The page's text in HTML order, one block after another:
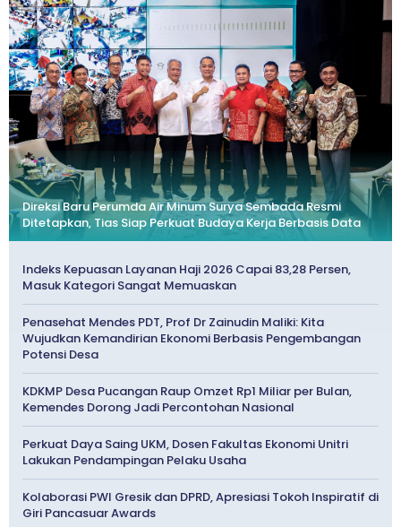
Direksi Baru Perumda Air Minum Surya Sembada Resmi
Ditetapkan, Tias Siap Perkuat Budaya Kerja Berbasis Data
Indeks Kepuasan Layanan Haji 2026 Capai 83,28 Persen,
Masuk Kategori Sangat Memuaskan
Penasehat Mendes PDT, Prof Dr Zainudin Maliki: Kita
Wujudkan Kemandirian Ekonomi Berbasis Pengembangan
Potensi Desa
KDKMP Desa Pucangan Raup Omzet Rp1 Miliar per Bulan,
Kemendes Dorong Jadi Percontohan Nasional
Perkuat Daya Saing UKM, Dosen Fakultas Ekonomi Unitri
Lakukan Pendampingan Pelaku Usaha
Kolaborasi PWI Gresik dan DPRD, Apresiasi Tokoh Inspiratif di
Giri Pancasuar Awards